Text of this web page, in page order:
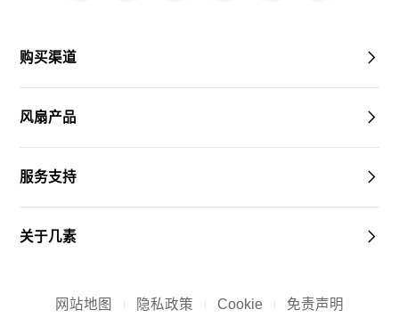
购买渠道
风扇产品
服务支持
关于几素
网站地图 隐私政策 Cookie 免责声明